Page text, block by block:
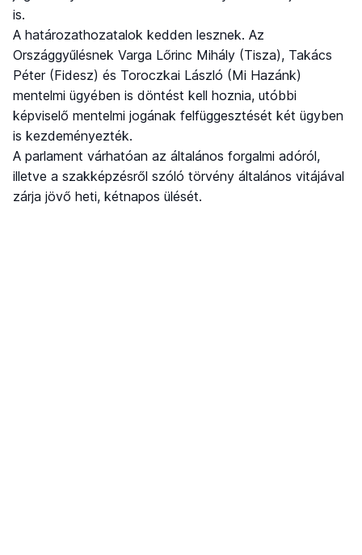
is.
A határozathozatalok kedden lesznek. Az
Országgyűlésnek Varga Lőrinc Mihály (Tisza), Takács
Péter (Fidesz) és Toroczkai László (Mi Hazánk)
mentelmi ügyében is döntést kell hoznia, utóbbi
képviselő mentelmi jogának felfüggesztését két ügyben
is kezdeményezték.
A parlament várhatóan az általános forgalmi adóról,
illetve a szakképzésről szóló törvény általános vitájával
zárja jövő heti, kétnapos ülését.